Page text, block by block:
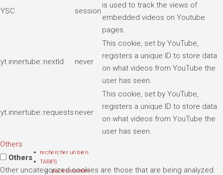
YSC session
is used to track the views of
embedded videos on Youtube
pages.
yt.innertube::nextId never
This cookie, set by YouTube,
registers a unique ID to store data
on what videos from YouTube the
user has seen.
yt.innertube::requests never
This cookie, set by YouTube,
registers a unique ID to store data
on what videos from YouTube the
user has seen.
Others
Others
Other uncategorized cookies are those that are being analyzed
rechercher un bien
TARIFS
pack essentiel